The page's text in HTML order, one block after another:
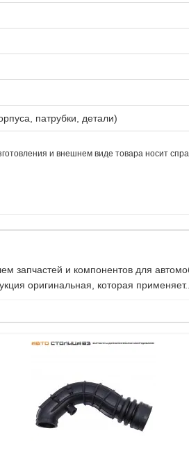
патрубки, детали)
и внешнем виде товара носит
запчастей и компонентов для
оригинальная, которая